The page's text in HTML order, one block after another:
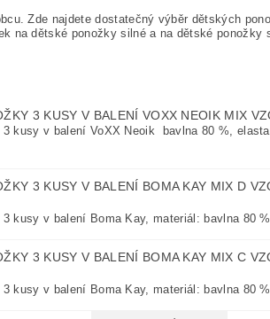
Zde najdete dostatečný výběr dětských
na dětské ponožky silné a na dětské ponožky
3 KUSY V BALENÍ VOXX NEOIK MIX
3 kusy v balení VoXX Neoik bavlna 80 %,
3 KUSY V BALENÍ BOMA KAY MIX D
3 kusy v balení Boma Kay, materiál: bavlna 80
3 KUSY V BALENÍ BOMA KAY MIX C
3 kusy v balení Boma Kay, materiál: bavlna 80